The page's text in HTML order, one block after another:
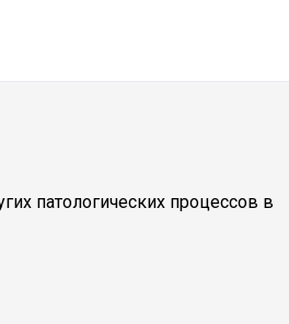
патологических процессов в